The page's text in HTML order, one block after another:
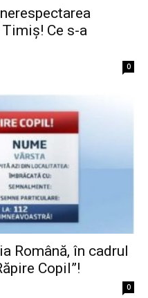
Ce s-a
0
Română, în cadrul
Copil”!
0